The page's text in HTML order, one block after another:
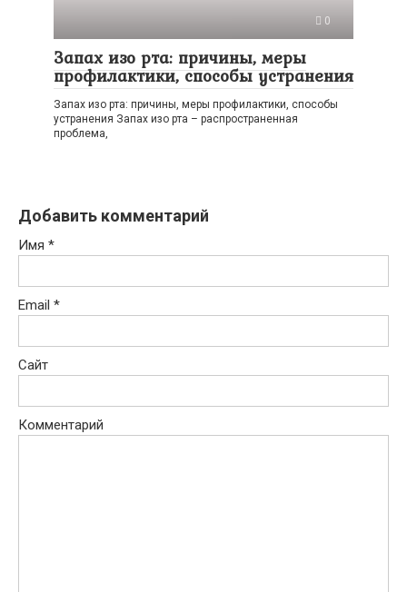
0
Запах изо рта: причины, меры
профилактики, способы устранения
Запах изо рта: причины, меры профилактики, способы
устранения Запах изо рта – распространенная
проблема,
Добавить комментарий
Имя *
Email *
Сайт
Комментарий